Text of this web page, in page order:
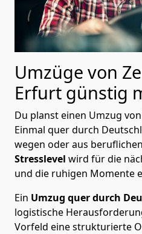
Umzüge von
Erfurt günstig
Du planst einen Umzug
Einmal quer durch
wegen oder aus
Stresslevel wird für die
und die ruhigen Momente
Ein Umzug quer durch
logistische
Vorfeld eine strukturierte